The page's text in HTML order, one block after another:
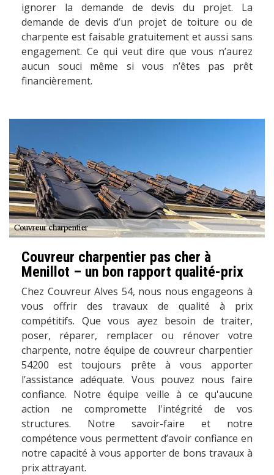
ignorer la demande de devis du projet. La
demande de devis d’un projet de toiture ou de
charpente est faisable gratuitement et aussi sans
engagement. Ce qui veut dire que vous n’aurez
aucun souci même si vous n’êtes pas prêt
financièrement.
Couvreur charpentier pas cher à
Menillot – un bon rapport qualité-prix
Chez Couvreur Alves 54, nous nous engageons à
vous offrir des travaux de qualité à prix
compétitifs. Que vous ayez besoin de traiter,
poser, réparer, remplacer ou rénover votre
charpente, notre équipe de couvreur charpentier
54200 est toujours prête à vous apporter
l’assistance adéquate. Vous pouvez nous faire
confiance. Notre équipe veille à ce qu'aucune
action ne compromette l'intégrité de vos
structures. Notre savoir-faire et notre
compétence vous permettent d’avoir confiance en
notre capacité à vous apporter de bons travaux à
prix attrayant.